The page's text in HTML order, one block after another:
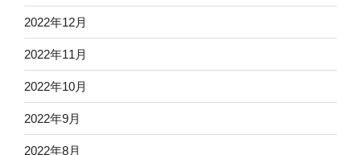
2022年12月
2022年11月
2022年10月
2022年9月
2022年8月